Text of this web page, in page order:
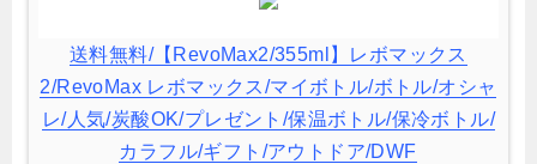
送料無料/【RevoMax2/355ml】レボマックス
2/RevoMax レボマックス/マイボトル/ボトル/オシャ
レ/人気/炭酸OK/プレゼント/保温ボトル/保冷ボトル/
カラフル/ギフト/アウトドア/DWF